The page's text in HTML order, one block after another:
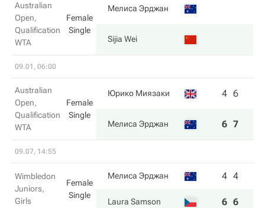
Australian
Open,
Qualification
WTA
Female
Single
Мелиса Эрджан
Sijia Wei
09.01, 06:00
Australian
Open,
Qualification
WTA
Female
Single
Юрико Миязаки 4 6
Мелиса Эрджан 6 7
09.07, 14:55
Wimbledon
Juniors,
Girls
Female
Single
Мелиса Эрджан 4 4
Laura Samson 6 6